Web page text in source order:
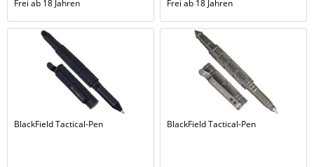
Frei ab 18 Jahren
Frei ab 18 Jahren
BlackField Tactical-Pen BlackField Tactical-Pen